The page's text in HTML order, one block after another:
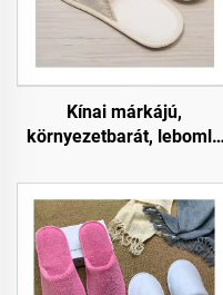
Kínai márkájú,
környezetbarát, lebomló
orrú, gyümölcspapír
talppal, egyszer
használatos légitársasági
papucs